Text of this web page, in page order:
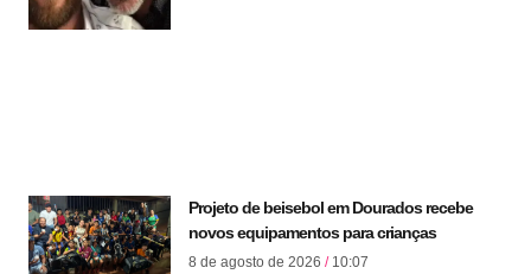
Projeto de beisebol em Dourados recebe
novos equipamentos para crianças
8 de agosto de 2026 10:07